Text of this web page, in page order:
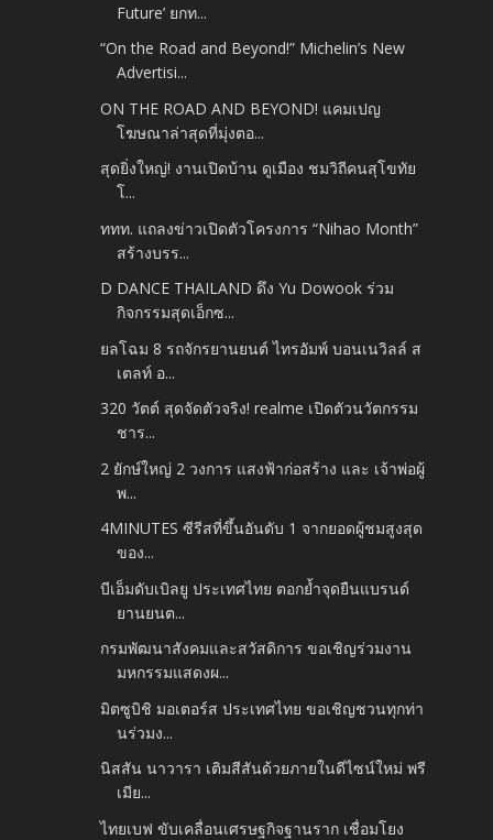
Future’ ยกท...
“On the Road and Beyond!” Michelin’s New
Advertisi...
ON THE ROAD AND BEYOND! แคมเปญ
โฆษณาล่าสุดที่มุ่งตอ...
สุดยิ่งใหญ่! งานเปิดบ้าน ดูเมือง ชมวิถีคนสุโขทัย
โ...
ททท. แถลงข่าวเปิดตัวโครงการ “Nihao Month”
สร้างบรร...
D DANCE THAILAND ดึง Yu Dowook ร่วม
กิจกรรมสุดเอ็กซ...
ยลโฉม 8 รถจักรยานยนต์ ไทรอัมพ์ บอนเนวิลล์ ส
เตลท์ อ...
320 วัตต์ สุดจัดตัวจริง! realme เปิดตัวนวัตกรรม
ชาร...
2 ยักษ์ใหญ่ 2 วงการ แสงฟ้าก่อสร้าง และ เจ้าพ่อผู้
พ...
4MINUTES ซีรีสที่ขึ้นอันดับ 1 จากยอดผู้ชมสูงสุด
ของ...
บีเอ็มดับเบิลยู ประเทศไทย ตอกย้ำจุดยืนแบรนด์
ยานยนต...
กรมพัฒนาสังคมและสวัสดิการ ขอเชิญร่วมงาน
มหกรรมแสดงผ...
มิตซูบิชิ มอเตอร์ส ประเทศไทย ขอเชิญชวนทุกท่า
นร่วมง...
นิสสัน นาวารา เติมสีสันด้วยภายในดีไซน์ใหม่ พรี
เมีย...
ไทยเบฟ ขับเคลื่อนเศรษฐกิจฐานราก เชื่อมโยง